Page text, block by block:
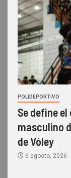
POLIDEPORTIVO
Se define
masculino
de Vóley
6 agosto, 2026